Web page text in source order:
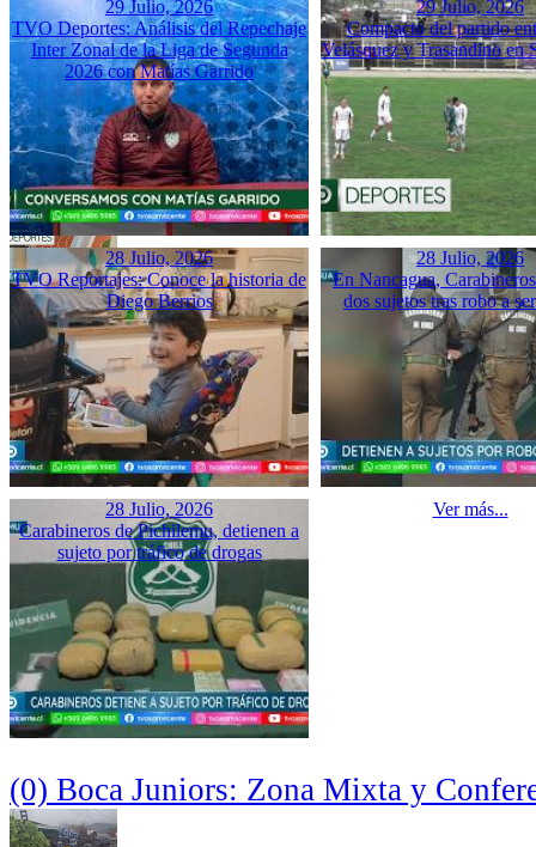
29 Julio, 2026
TVO Deportes: Análisis del Repechaje
Inter Zonal de la Liga de Segunda
2026 con Matías Garrido
29 Julio, 2026
Compacto del partido
Velásquez y Trasandino en
28 Julio, 2026
TVO Reportajes: Conoce la historia de
Diego Berrios
28 Julio, 2026
En Nancagua,
dos sujetos tras robo a
28 Julio, 2026
Carabineros de Pichilemu, detienen a
sujeto por tráfico de drogas
Ver más...
(0) Boca Juniors: Zona Mixta y